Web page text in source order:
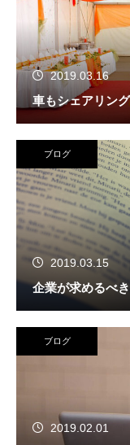
2019.03.16
車もシェアリン
ブログ
2019.03.15
企業が求めるべ
ブログ
2019.02.01